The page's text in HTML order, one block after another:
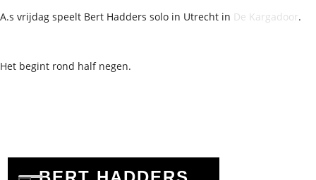
A.s vrijdag speelt Bert Hadders solo in Utrecht in De Kargadoor.
Het begint rond half negen.